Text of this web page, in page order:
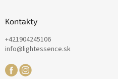
Kontakty
+421904245106
info@lightessence.sk